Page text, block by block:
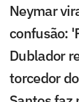
Neymar
confusão:
Dublador
torcedor